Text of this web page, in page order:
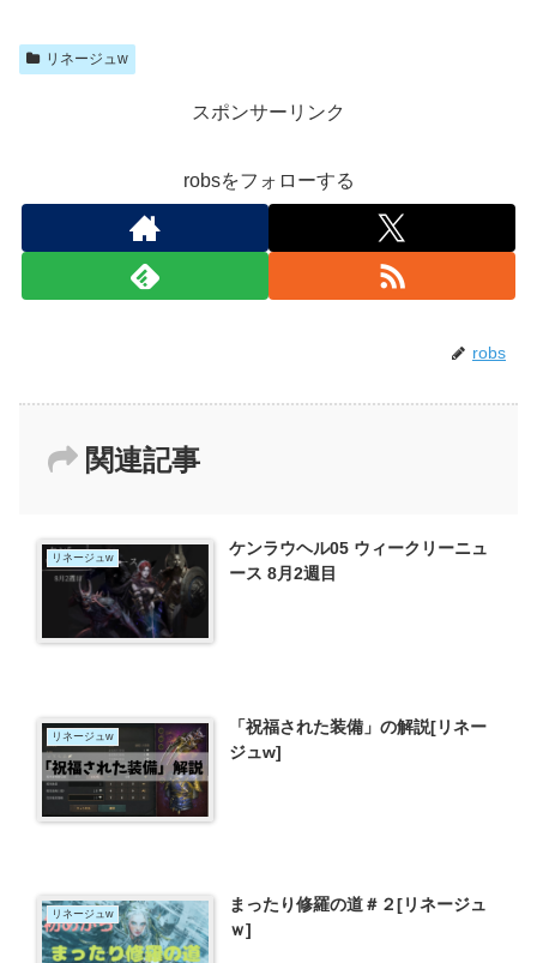
リネージュw
スポンサーリンク
robsをフォローする
robs
関連記事
リネージュw
ケンラウヘル05 ウィークリーニュ
ース 8月2週目
リネージュw
「祝福された装備」の解説[リネー
ジュw]
リネージュw
まったり修羅の道＃２[リネージュ
ｗ]